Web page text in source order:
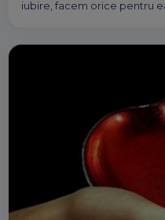
iubire, facem orice pentru